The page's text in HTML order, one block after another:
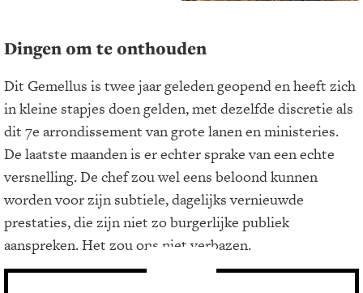
Dingen om te onthouden
Dit Gemellus is twee jaar geleden geopend en heeft zich
in kleine stapjes doen gelden, met dezelfde discretie als
dit 7e arrondissement van grote lanen en ministeries.
De laatste maanden is er echter sprake van een echte
versnelling. De chef zou wel eens beloond kunnen
worden voor zijn subtiele, dagelijks vernieuwde
prestaties, die zijn niet zo burgerlijke publiek
aanspreken. Het zou ons niet verbazen.